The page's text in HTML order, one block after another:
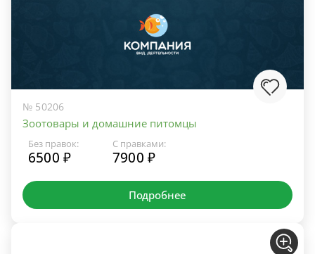
№ 50206
Зоотовары и домашние питомцы
Без правок:
6500 ₽
С правками:
7900 ₽
Подробнее